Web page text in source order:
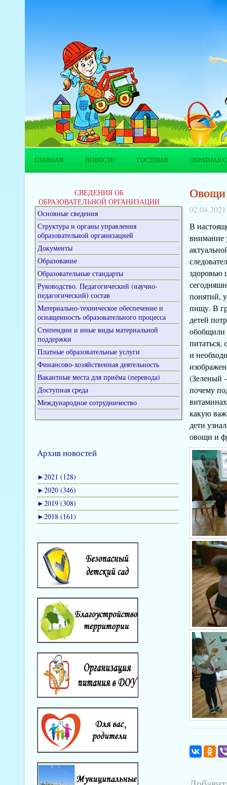
ГЛАВНАЯ НОВОСТИ ГОСТЕВАЯ ОБРАТНАЯ
СВЕДЕНИЯ ОБ
ОБРАЗОВАТЕЛЬНОЙ ОРГАНИЗАЦИИ
Основные сведения
Структура и органы управления
образовательной организацией
Документы
Образование
Образовательные стандарты
Руководство. Педагогический (научно-
педагогический) состав
Материально-техническое обеспечение и
оснащенность образовательного процесса
Стипендии и иные виды материальной
поддержки
Платные образовательные услуги
Финансово-хозяйственная деятельность
Вакантные места для приёма (перевода)
Доступная среда
Международное сотрудничество
Архив новостей
►2021 (128)
►2020 (346)
►2019 (308)
►2018 (161)
Овощи
02.04.2021
В
внимание
здоровью
понятий,
пищу. В
детей
обобщили
питаться,
и
(Зеленый
почему
какую
дети
овощи и